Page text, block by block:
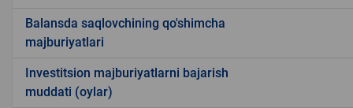
Balansda saqlovchining qo'shimcha
majburiyatlari
Investitsion majburiyatlarni bajarish
muddati (oylar)